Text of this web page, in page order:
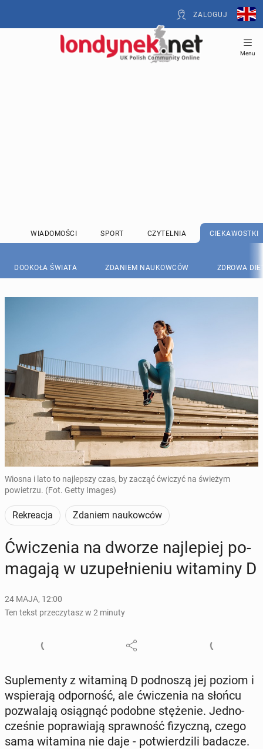
ZALOGUJ
Menu
WIADOMOŚCI SPORT CZYTELNIA CIEKAWOSTKI
DOOKOŁA ŚWIATA ZDANIEM NAUKOWCÓW ZDROWA
Wiosna i lato to najlepszy czas, by zacząć ćwiczyć na świeżym
powietrzu. (Fot. Getty Images)
Rekreacja Zdaniem naukowców
Ćwi­cze­nia na dworze naj­le­piej po­
ma­ga­ją w uzu­peł­nie­niu wi­ta­mi­ny D
24 MAJA, 12:00
Ten tekst przeczytasz w 2 minuty
Su­ple­men­ty z wi­ta­mi­ną D pod­no­szą jej poziom i
wspie­ra­ją od­por­ność, ale ćwi­cze­nia na słońcu
po­zwa­la­ją osią­gnąć podobne stę­że­nie. Jed­no­
cze­śnie po­pra­wia­ją spraw­ność fi­zycz­ną, czego
sama wi­ta­mi­na nie daje - po­twier­dzi­li badacze.